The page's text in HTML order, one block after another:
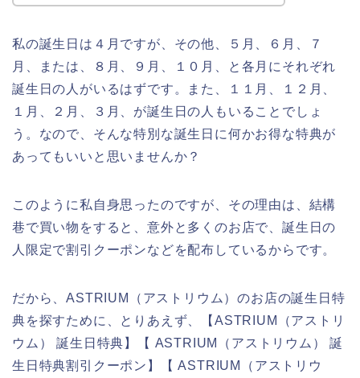
私の誕生日は４月ですが、その他、５月、６月、７
月、または、８月、９月、１０月、と各月にそれぞれ
誕生日の人がいるはずです。また、１１月、１２月、
１月、２月、３月、が誕生日の人もいることでしょ
う。なので、そんな特別な誕生日に何かお得な特典が
あってもいいと思いませんか？
このように私自身思ったのですが、その理由は、結構
巷で買い物をすると、意外と多くのお店で、誕生日の
人限定で割引クーポンなどを配布しているからです。
だから、ASTRIUM（アストリウム）のお店の誕生日特
典を探すために、とりあえず、【ASTRIUM（アストリ
ウム） 誕生日特典】【 ASTRIUM（アストリウム） 誕
生日特典割引クーポン】【 ASTRIUM（アストリウ